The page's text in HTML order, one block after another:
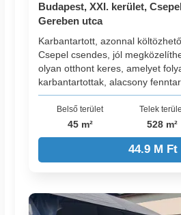
Budapest, XXI. kerület,
Gereben utca
Karbantartott, azonnal
Csepel csendes, jól
olyan otthont keres, amelyet
karbantartottak, alacsony
Belső terület
45 m²
Telek
528 m²
44.9 M Ft